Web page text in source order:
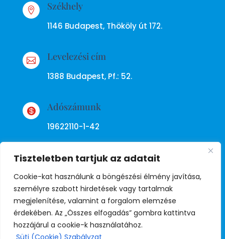
Tiszteletben tartjuk az adatait
Cookie-kat használunk a böngészési élmény javítása,
személyre szabott hirdetések vagy tartalmak
megjelenítése, valamint a forgalom elemzése
érdekében. Az „Összes elfogadás” gombra kattintva
hozzájárul a cookie-k használatához.
Süti (Cookie) Szabályzat
 Székhely
1146 Budapest, Thököly út 172.
 Levelezési cím
1388 Budapest, Pf.: 52.
 Adószámunk
19622110-1-42
Adatkezelési tájékoztató